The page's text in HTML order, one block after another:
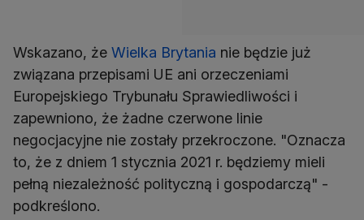
Wskazano, że Wielka Brytania nie będzie już
związana przepisami UE ani orzeczeniami
Europejskiego Trybunału Sprawiedliwości i
zapewniono, że żadne czerwone linie
negocjacyjne nie zostały przekroczone. "Oznacza
to, że z dniem 1 stycznia 2021 r. będziemy mieli
pełną niezależność polityczną i gospodarczą" -
podkreślono.